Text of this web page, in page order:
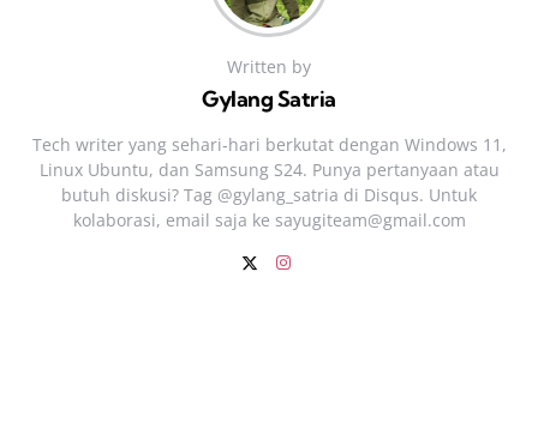
Written by
Gylang Satria
Tech writer yang sehari‑hari berkutat dengan Windows 11,
Linux Ubuntu, dan Samsung S24. Punya pertanyaan atau
butuh diskusi? Tag @gylang_satria di Disqus. Untuk
kolaborasi, email saja ke sayugiteam@gmail.com